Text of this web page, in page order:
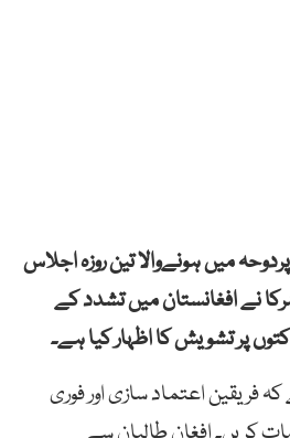
میں ہونےوالا تین روزہ اجلاس
نے افغانستان میں تشدد کے
پر تشویش کا اظہار کیا ہے۔
فریقین اعتماد سازی اور فوری